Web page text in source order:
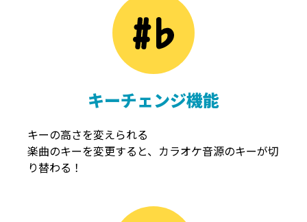
キーチェンジ機能
キーの高さを変えられる
楽曲のキーを変更すると、カラオケ音源のキーが切
り替わる！